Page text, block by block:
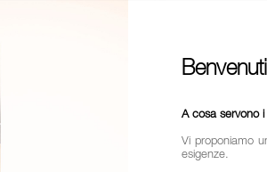
A cosa servono
Vi proponiamo
esigenze.